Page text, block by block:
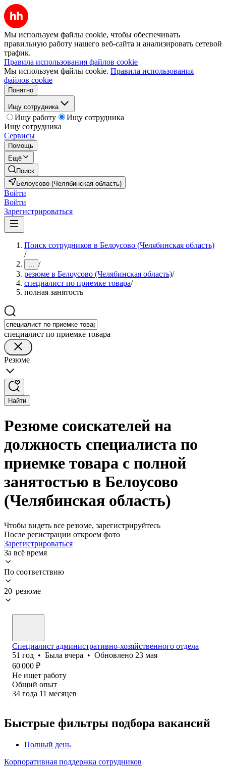
Мы используем файлы cookie, чтобы обеспечивать
правильную работу нашего веб-сайта и анализировать сетевой
трафик.
Правила использования файлов cookie
Мы используем файлы cookie. Правила использования
файлов cookie
Понятно
Ищу сотрудника
Ищу работу
Ищу сотрудника
Ищу сотрудника
Сервисы
Помощь
Ещё
Поиск
Белоусово (Челябинская область)
Войти
Войти
Зарегистрироваться
Поиск сотрудников в Белоусово (Челябинская область)
/
... /
резюме в Белоусово (Челябинская область)/
специалист по приемке товара/
полная занятость
специалист по приемке товара
Резюме
Найти
Резюме соискателей на
должность специалиста по
приемке товара с полной
занятостью в Белоусово
(Челябинская область)
Чтобы видеть все резюме, зарегистрируйтесь
После регистрации откроем фото
Зарегистрироваться
За всё время
По соответствию
20 резюме
Специалист административно-хозяйственного отдела
51 год • Была вчера • Обновлено 23 мая
60 000 ₽
Не ищет работу
Общий опыт
34 года 11 месяцев
Быстрые фильтры подбора вакансий
Полный день
Корпоративная поддержка сотрудников